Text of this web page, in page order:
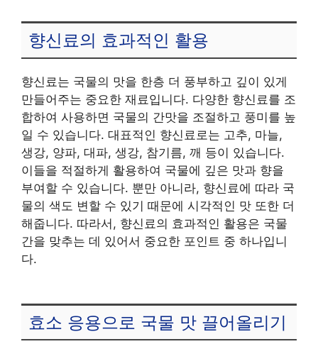
향신료의 효과적인 활용
향신료는 국물의 맛을 한층 더 풍부하고 깊이 있게
만들어주는 중요한 재료입니다. 다양한 향신료를 조
합하여 사용하면 국물의 간맛을 조절하고 풍미를 높
일 수 있습니다. 대표적인 향신료로는 고추, 마늘,
생강, 양파, 대파, 생강, 참기름, 깨 등이 있습니다.
이들을 적절하게 활용하여 국물에 깊은 맛과 향을
부여할 수 있습니다. 뿐만 아니라, 향신료에 따라 국
물의 색도 변할 수 있기 때문에 시각적인 맛 또한 더
해줍니다. 따라서, 향신료의 효과적인 활용은 국물
간을 맞추는 데 있어서 중요한 포인트 중 하나입니
다.
효소 응용으로 국물 맛 끌어올리기